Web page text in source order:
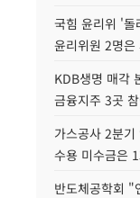
국힘 윤리위 '돌
윤리위원 2명은
KDB생명 매각
금융지주 3곳
가스공사 2분
수용 미수금은
반도체공학회 "